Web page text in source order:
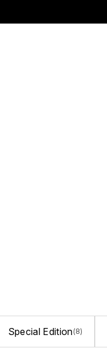
Special Edition(8)